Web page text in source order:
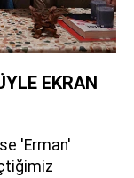
EKRAN
'Erman'